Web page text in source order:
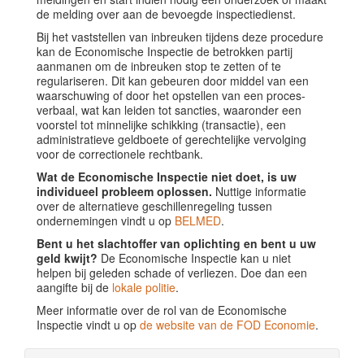
de melding over aan de bevoegde inspectiedienst.
Bij het vaststellen van inbreuken tijdens deze procedure
kan de Economische Inspectie de betrokken partij
aanmanen om de inbreuken stop te zetten of te
regulariseren. Dit kan gebeuren door middel van een
waarschuwing of door het opstellen van een proces-
verbaal, wat kan leiden tot sancties, waaronder een
voorstel tot minnelijke schikking (transactie), een
administratieve geldboete of gerechtelijke vervolging
voor de correctionele rechtbank.
Wat de Economische Inspectie niet doet, is uw
individueel probleem oplossen. Nuttige informatie
over de alternatieve geschillenregeling tussen
ondernemingen vindt u op BELMED.
Bent u het slachtoffer van oplichting en bent u uw
geld kwijt? De Economische Inspectie kan u niet
helpen bij geleden schade of verliezen. Doe dan een
aangifte bij de lokale politie.
Meer informatie over de rol van de Economische
Inspectie vindt u op de website van de FOD Economie.